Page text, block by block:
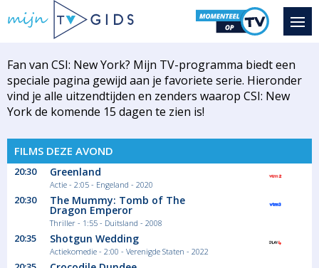
Fan van CSI: New York? Mijn TV-programma biedt een
speciale pagina gewijd aan je favoriete serie. Hieronder
vind je alle uitzendtijden en zenders waarop CSI: New
York de komende 15 dagen te zien is!
FILMS DEZE AVOND
20:30 Greenland
Actie - 2:05 - Engeland - 2020
20:30 The Mummy: Tomb of The
Dragon Emperor
Thriller - 1:55 - Duitsland - 2008
20:35 Shotgun Wedding
Actiekomedie - 2:00 - Verenigde Staten - 2022